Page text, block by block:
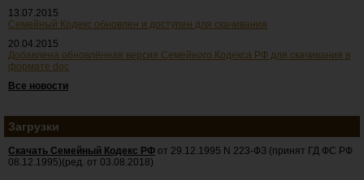
13.07.2015
Семейный Кодекс обновлен и доступен для скачивания
20.04.2015
Добавлена обновлённая версия Семейного Кодекса РФ для скачивания в
формате doc
Все новости
Загрузки
Скачать Семейный Кодекс РФ от 29.12.1995 N 223-ФЗ (принят ГД ФС РФ
08.12.1995)(ред. от 03.08.2018)